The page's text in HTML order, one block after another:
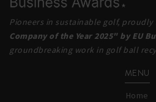
Pioneers in sustainable golf, proudly
Company of the Year 2025" by EU
groundbreaking work in golf ball
MENU
Home